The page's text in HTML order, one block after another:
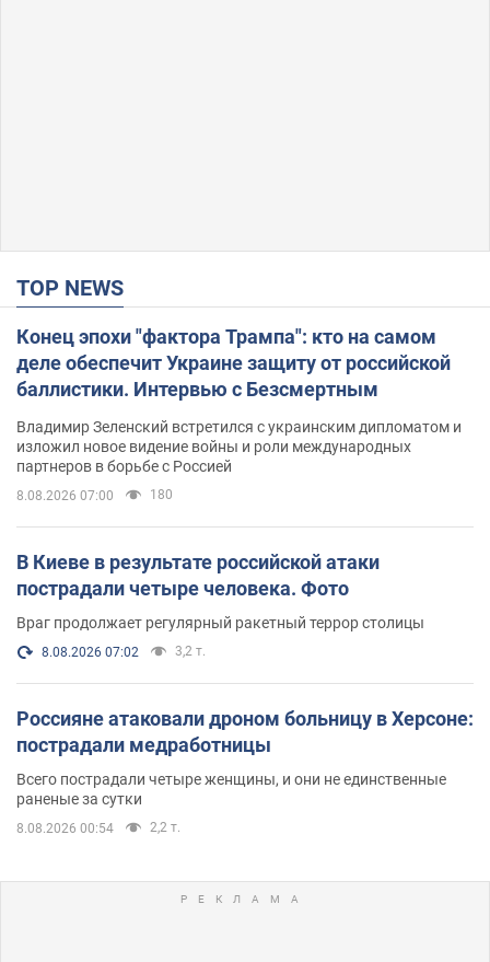
TOP NEWS
Конец эпохи "фактора Трампа": кто на самом
деле обеспечит Украине защиту от российской
баллистики. Интервью с Безсмертным
Владимир Зеленский встретился с украинским дипломатом и
изложил новое видение войны и роли международных
партнеров в борьбе с Россией
8.08.2026 07:00 180
В Киеве в результате российской атаки
пострадали четыре человека. Фото
Враг продолжает регулярный ракетный террор столицы
8.08.2026 07:02 3,2 т.
Россияне атаковали дроном больницу в Херсоне:
пострадали медработницы
Всего пострадали четыре женщины, и они не единственные
раненые за сутки
8.08.2026 00:54 2,2 т.